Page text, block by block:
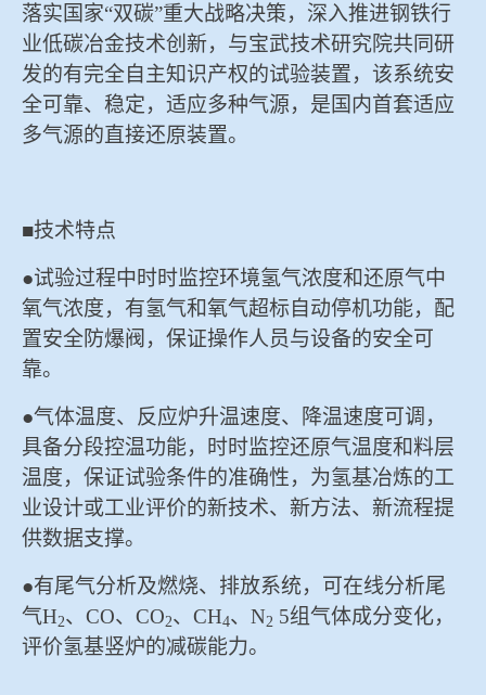
矿石、焦炭物理检测及制样设备
工业分析、测硫仪等
落实国家“双碳”重大战略决策，深入推进钢铁行
业低碳冶金技术创新，与宝武技术研究院共同研
发的有完全自主知识产权的试验装置，该系统安
全可靠、稳定，适应多种气源，是国内首套适应
多气源的直接还原装置。
■技术特点
●试验过程中时时监控环境氢气浓度和还原气中
氧气浓度，有氢气和氧气超标自动停机功能，配
置安全防爆阀，保证操作人员与设备的安全可
靠。
●气体温度、反应炉升温速度、降温速度可调，
具备分段控温功能，时时监控还原气温度和料层
温度，保证试验条件的准确性，为氢基冶炼的工
业设计或工业评价的新技术、新方法、新流程提
供数据支撑。
●有尾气分析及燃烧、排放系统，可在线分析尾
气H2、CO、CO2、CH4、N2 5组气体成分变化，
评价氢基竖炉的减碳能力。